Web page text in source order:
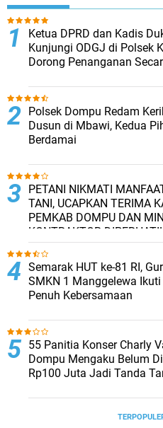
Ketua DPRD dan Kadis
Kunjungi ODGJ di Polsek
Dorong Penanganan
Polsek Dompu Redam
Dusun di Mbawi, Kedua
Berdamai
PETANI NIKMATI
TANI, UCAPKAN TERIMA
PEMKAB DOMPU DAN
KONTRAKTOR
Semarak HUT ke-81 RI,
SMKN 1 Manggelewa
Penuh Kebersamaan
55 Panitia Konser Charly
Dompu Mengaku Belum
Rp100 Juta Jadi Tanda